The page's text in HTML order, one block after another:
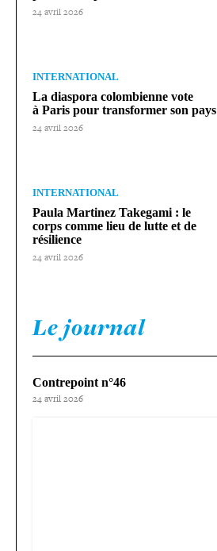
24 avril 2026
INTERNATIONAL
La diaspora colom­bienne vote
à Paris pour trans­for­mer son pays
24 avril 2026
INTERNATIONAL
Paula Martinez Takegami : le
corps comme lieu de lutte et de
résilience
24 avril 2026
Le journal
Contrepoint n°46
24 avril 2026